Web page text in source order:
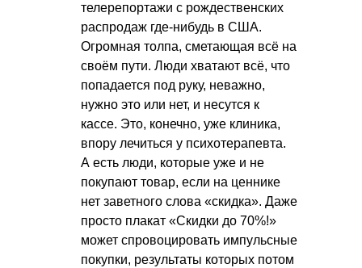
телерепортажи с рождественских
распродаж где-нибудь в США.
Огромная толпа, сметающая всё на
своём пути. Люди хватают всё, что
попадается под руку, неважно,
нужно это или нет, и несутся к
кассе. Это, конечно, уже клиника,
впору лечиться у психотерапевта.
А есть люди, которые уже и не
покупают товар, если на ценнике
нет заветного слова «скидка». Даже
просто плакат «Скидки до 70%!»
может спровоцировать импульсные
покупки, результаты которых потом